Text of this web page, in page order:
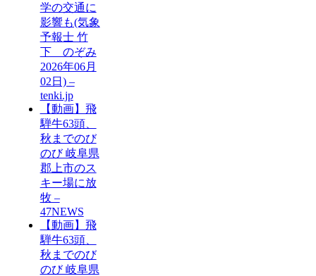
学の交通に
影響も(気象
予報士 竹
下 のぞみ
2026年06月
02日) –
tenki.jp
【動画】飛
騨牛63頭、
秋までのび
のび 岐阜県
郡上市のス
キー場に放
牧 –
47NEWS
【動画】飛
騨牛63頭、
秋までのび
のび 岐阜県